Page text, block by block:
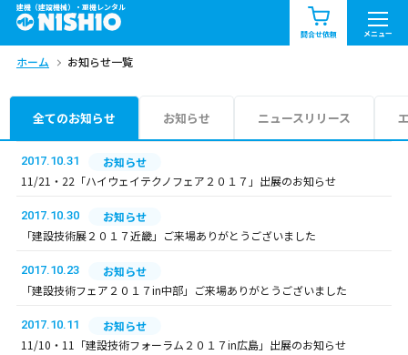
建機（建設機械）・重機レンタル
問合せ依頼 メニュー
商品一覧 お知らせ一覧
問合せ依頼リスト
エリア情報を見る
ホーム お知らせ一覧
全てのお知らせ お知らせ ニュースリリース
2017.10.31
お知らせ
11/21・22「ハイウェイテクノフェア２０１７」出展のお知らせ
2017.10.30
お知らせ
「建設技術展２０１７近畿」ご来場ありがとうございました
2017.10.23
お知らせ
「建設技術フェア２０１７in中部」ご来場ありがとうございました
2017.10.11
お知らせ
11/10・11「建設技術フォーラム２０１７in広島」出展のお知らせ